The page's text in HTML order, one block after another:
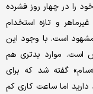
را در چهار روز فشرده
و تازه استخدام
مشهود است. با وجود این
است. موارد بدتری هم
گفته شد که برای
دستمزد دارید اما ساعت کاری کم